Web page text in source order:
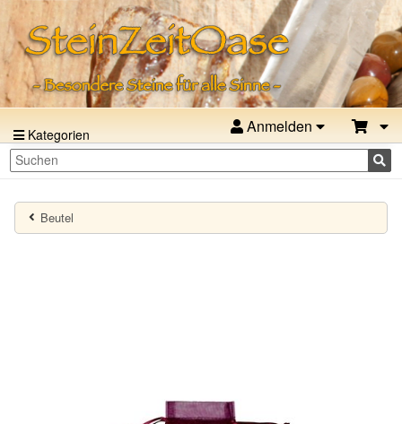
Kategorien Anmelden
Beutel